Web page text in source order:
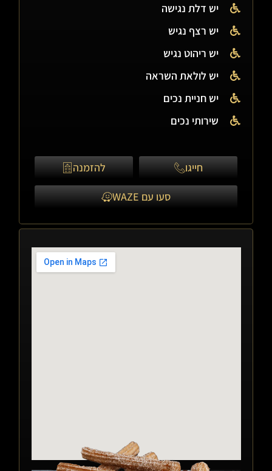
יש דלת נגישה
יש רצף נגיש
יש ריהוט נגיש
יש לולאת השראה
יש חניית נכים
שירותי נכים
חייגו להזמנה
סעו עם WAZE